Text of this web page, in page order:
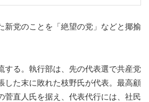
新党のことを「絶望の党」などと揶揄
する。執行部は、先の代表選で共産党
した末に敗れた枝野氏が代表。最高顧
菅直人氏を据え、代表代行には、社民